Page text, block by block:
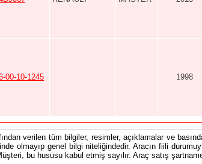
00-10-1245 1998
verilen tüm bilgiler, resimler, açıklamalar ve
olmayıp genel bilgi niteliğindedir. Aracın fiili
bu hususu kabul etmiş sayılır. Araç satış